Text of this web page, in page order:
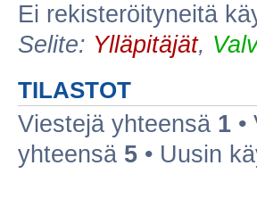
Ei rekisteröityneitä
Selite: Ylläpitäjät,
TILASTOT
Viestejä yhteensä 1
yhteensä 5 • Uusin